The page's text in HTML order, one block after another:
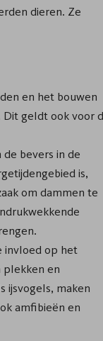
dieren. Ze
en het bouwen
Dit geldt ook voor
bevers in de
is,
om dammen te
invloed op het
plekken en
ijsvogels, maken
amfibieën en